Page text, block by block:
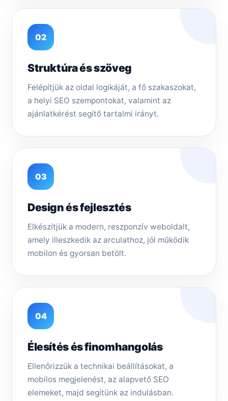
02
Struktúra és szöveg
Felépítjük az oldal logikáját, a fő szakaszokat,
a helyi SEO szempontokat, valamint az
ajánlatkérést segítő tartalmi irányt.
03
Design és fejlesztés
Elkészítjük a modern, reszponzív weboldalt,
amely illeszkedik az arculathoz, jól működik
mobilon és gyorsan betölt.
04
Élesítés és finomhangolás
Ellenőrizzük a technikai beállításokat, a
mobilos megjelenést, az alapvető SEO
elemeket, majd segítünk az indulásban.